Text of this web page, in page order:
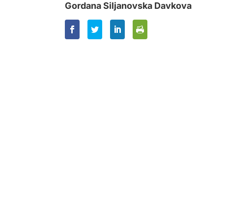
Gordana Siljanovska Davkova